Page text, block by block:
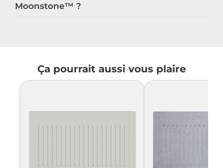
Moonstone™️ ?
Ça pourrait aussi vous plaire